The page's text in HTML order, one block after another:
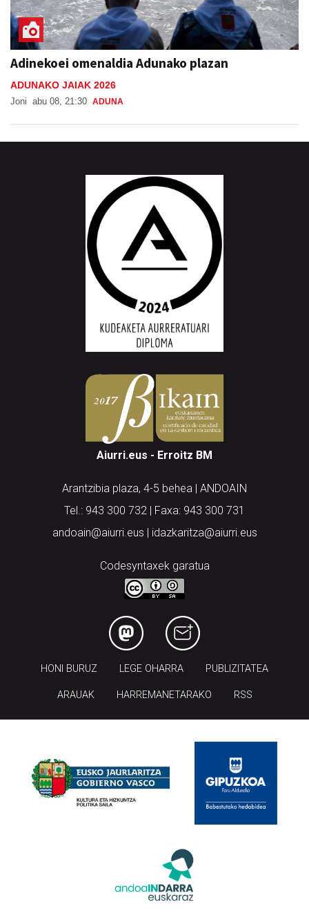
Adinekoei omenaldia Adunako plazan
ADUNAKO JAIAK 2026
Joni abu 08, 21:30 ADUNA
Aiurri.eus - Erroitz BM
Arantzibia plaza, 4-5 behea | ANDOAIN
Tel.: 943 300 732 | Faxa: 943 300 731
andoain@aiurri.eus | idazkaritza@aiurri.eus
Codesyntaxek garatua
HONI BURUZ LEGE OHARRA PUBLIZITATEA
ARAUAK HARREMANETARAKO RSS